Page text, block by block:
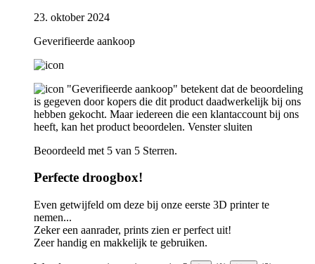
23. oktober 2024
Geverifieerde aankoop
"Geverifieerde aankoop" betekent dat de beoordeling
is gegeven door kopers die dit product daadwerkelijk bij ons
hebben gekocht. Maar iedereen die een klantaccount bij ons
heeft, kan het product beoordelen. Venster sluiten
Beoordeeld met 5 van 5 Sterren.
Perfecte droogbox!
Even getwijfeld om deze bij onze eerste 3D printer te
nemen...
Zeker een aanrader, prints zien er perfect uit!
Zeer handig en makkelijk te gebruiken.